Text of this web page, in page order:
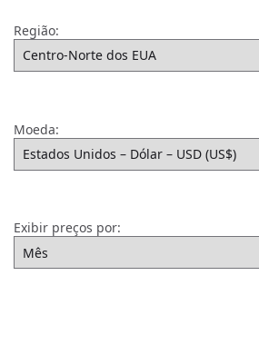
Região:
Moeda:
Exibir preços por: